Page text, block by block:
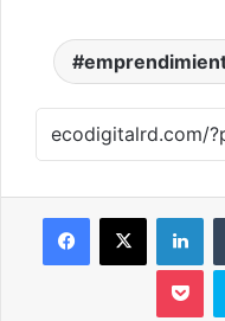
Facebook
X